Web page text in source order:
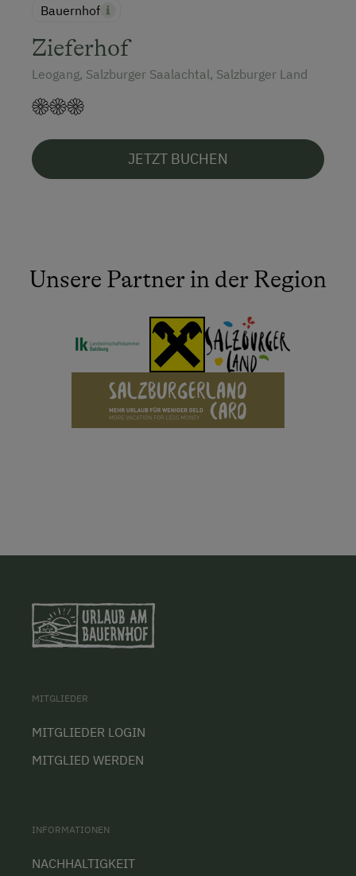
Bauernhof
Zieferhof
Leogang, Salzburger Saalachtal, Salzburger Land
JETZT BUCHEN
Unsere Partner in der Region
MITGLIEDER
MITGLIEDER LOGIN
MITGLIED WERDEN
INFORMATIONEN
NACHHALTIGKEIT